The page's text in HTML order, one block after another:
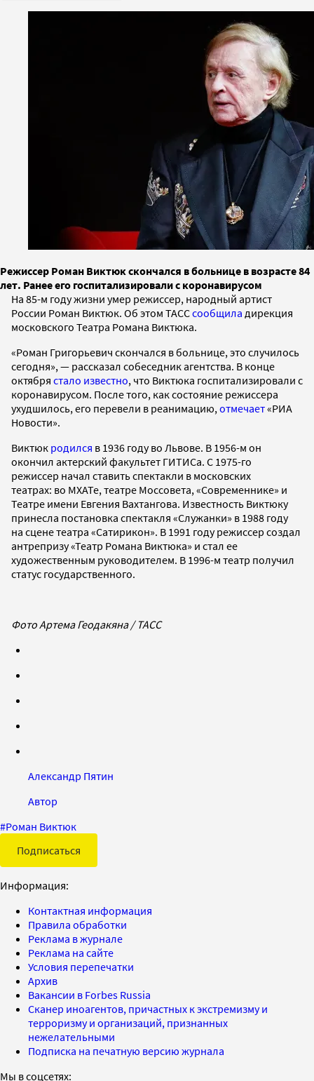
Режиссер Роман Виктюк скончался в больнице в возрасте 84
лет. Ранее его госпитализировали с коронавирусом
На 85-м году жизни умер режиссер, народный артист
России Роман Виктюк. Об этом ТАССсообщила дирекция
московского Театра Романа Виктюка.
«Роман Григорьевич скончался в больнице, это случилось
сегодня», — рассказал собеседник агентства. В конце
октября стало известно, что Виктюка госпитализировали с
коронавирусом. После того, как состояние режиссера
ухудшилось, его перевели в реанимацию, отмечает«РИА
Новости».
Виктюк родился в 1936 году во Львове. В 1956-м он
окончил актерский факультет ГИТИСа. С 1975-го
режиссер начал ставить спектакли в московских
театрах: во МХАТе, театре Моссовета, «Современнике» и
Театре имени Евгения Вахтангова. Известность Виктюку
принесла постановка спектакля «Служанки» в 1988 году
на сцене театра «Сатирикон». В 1991 году режиссер создал
антрепризу «Театр Романа Виктюка» и стал ее
художественным руководителем. В 1996-м театр получил
статус государственного.
Фото Артема Геодакяна / ТАСС
Александр Пятин
Автор
#Роман Виктюк
Подписаться
Информация:
Контактная информация
Правила обработки
Реклама в журнале
Реклама на сайте
Условия перепечатки
Архив
Вакансии в Forbes Russia
Сканер иноагентов, причастных к экстремизму и
терроризму и организаций, признанных
нежелательными
Подписка на печатную версию журнала
Мы в соцсетях: